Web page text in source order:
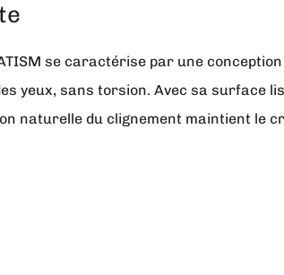
se caractérise par une
yeux, sans torsion. Avec sa surface
naturelle du clignement maintient le